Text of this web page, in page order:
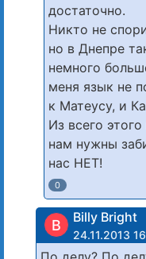
достаточно.
Никто не
но в Днепре
немного
меня язык не
к Матеусу, и
Из всего
нам нужны
нас НЕТ!
0
B Billy Bright
24.11.2013